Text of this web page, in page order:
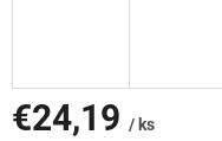
€24,19 / ks